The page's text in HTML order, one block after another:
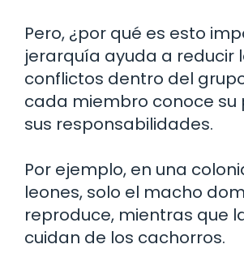
Pero, ¿por qué es esto
jerarquía ayuda a reducir
conflictos dentro del
cada miembro conoce su
sus responsabilidades.
Por ejemplo, en una
leones, solo el macho
reproduce, mientras que
cuidan de los cachorros.